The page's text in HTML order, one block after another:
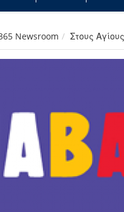
Newsroom Στους